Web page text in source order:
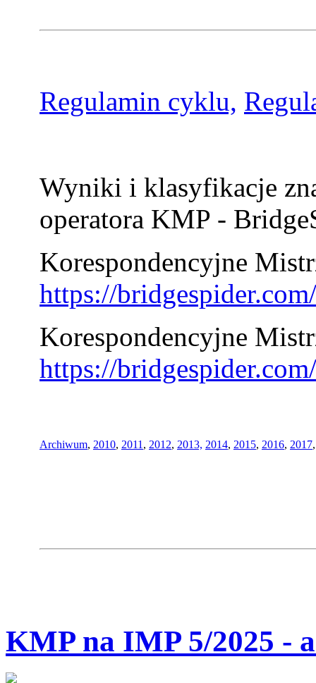
Regulamin cyklu,
Wyniki i klasyfikacje
operatora KMP -
Korespondencyjne
https://
Korespondencyjne
https://
Archiwum, 2010, 2011 , 2012, 2013, 2014, 2015, 2016, 2017
KMP na IMP 5/2025 -